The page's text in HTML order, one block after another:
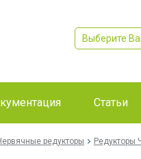
Выберите
Статьи
редукторы Редукторы Ч